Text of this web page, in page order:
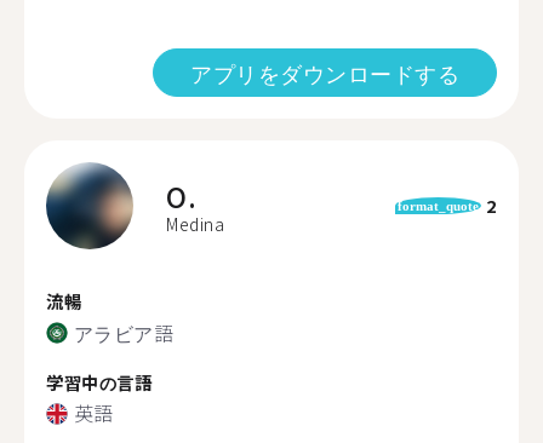
アプリをダウンロードする
O.
Medina
format_quote 2
流暢
アラビア語
学習中の言語
英語